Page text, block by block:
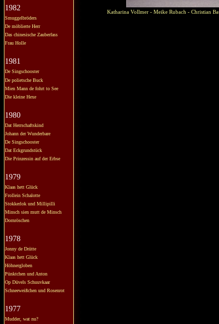
1982
Smuggelbröders
De möblierte Herr
Das chinesische Zauberfass
Frau Holle
1981
De Singschooster
De polietsche Buck
Mien Mann de fohrt to See
Die kleine Hexe
1980
Dat Herrschaftskind
Johann der Wunderbare
De Singschooster
Dat Eckgrundstück
Die Prinzessin auf der Erbse
1979
Klaas hett Glück
Frollein Schalotte
Stokkerlok und Millipilli
Minsch sien mutt de Minsch
Dornröschen
1978
Jonny de Drütte
Klaas hett Glück
Höhnergloben
Pünktchen und Anton
Op Düvels Schuuvkaar
Schneeweißchen und Rosenrot
1977
Mudder, wat nu?
Katharina Vollmer - Meike Rubach - Christian